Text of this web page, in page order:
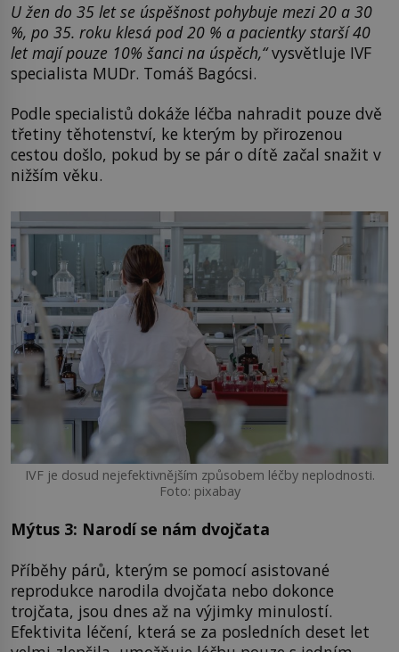
U žen do 35 let se úspěšnost pohybuje mezi 20 a 30
%, po 35. roku klesá pod 20 % a pacientky starší 40
let mají pouze 10% šanci na úspěch,“vysvětluje IVF
specialista MUDr. Tomáš Bagócsi.
Podle specialistů dokáže léčba nahradit pouze dvě
třetiny těhotenství, ke kterým by přirozenou
cestou došlo, pokud by se pár o dítě začal snažit v
nižším věku.
IVF je dosud nejefektivnějším způsobem léčby neplodnosti.
Foto: pixabay
Mýtus 3: Narodí se nám dvojčata
Příběhy párů, kterým se pomocí asistované
reprodukce narodila dvojčata nebo dokonce
trojčata, jsou dnes až na výjimky minulostí.
Efektivita léčení, která se za posledních deset let